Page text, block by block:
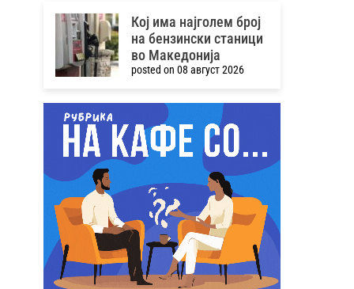
Кој има најголем број
на бензински станици
во Македонија
posted on 08 август 2026